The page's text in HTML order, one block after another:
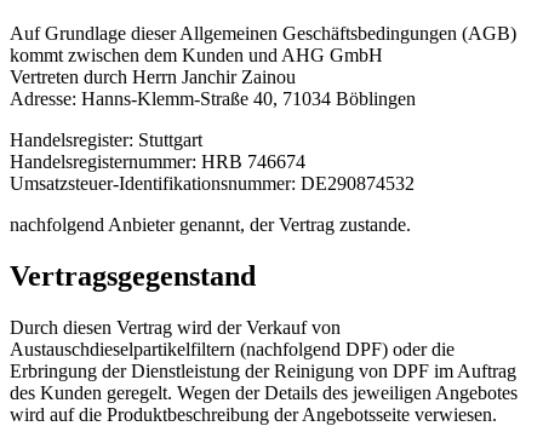
Auf Grundlage dieser Allgemeinen Geschäftsbedingungen (AGB)
kommt zwischen dem Kunden und AHG GmbH
Vertreten durch Herrn Janchir Zainou
Adresse: Hanns-Klemm-Straße 40, 71034 Böblingen
Handelsregister: Stuttgart
Handelsregisternummer: HRB 746674
Umsatzsteuer-Identifikationsnummer: DE290874532
nachfolgend Anbieter genannt, der Vertrag zustande.
Vertragsgegenstand
Durch diesen Vertrag wird der Verkauf von
Austauschdieselpartikelfiltern (nachfolgend DPF) oder die
Erbringung der Dienstleistung der Reinigung von DPF im Auftrag
des Kunden geregelt. Wegen der Details des jeweiligen Angebotes
wird auf die Produktbeschreibung der Angebotsseite verwiesen.